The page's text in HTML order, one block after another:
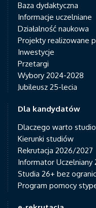
Baza dydaktyczna
Informacje uczelniane
Działalność naukowa
Projekty realizowane
Inwestycje
Przetargi
Wybory 2024-2028
Jubileusz 25-lecia
Dla kandydatów
Dlaczego warto
Kierunki studiów
Rekrutacja 2026/2027
Informator Uczelniany
Studia 26+ bez
Program pomocy